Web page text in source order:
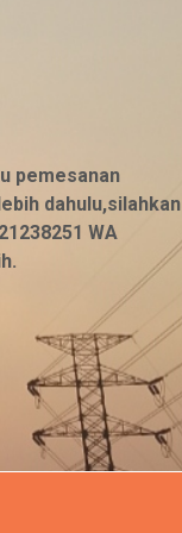
pemesanan
dahulu,silahkan
WA